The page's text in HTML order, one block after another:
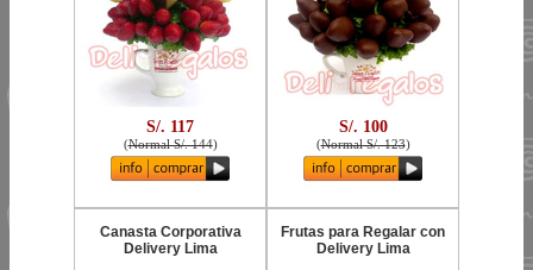
S/. 117
(Normal S/. 144)
S/. 100
(Normal S/. 123)
Canasta Corporativa
Delivery Lima
Frutas para Regalar con
Delivery Lima